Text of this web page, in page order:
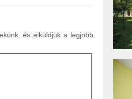
és elküldjük a legjobb